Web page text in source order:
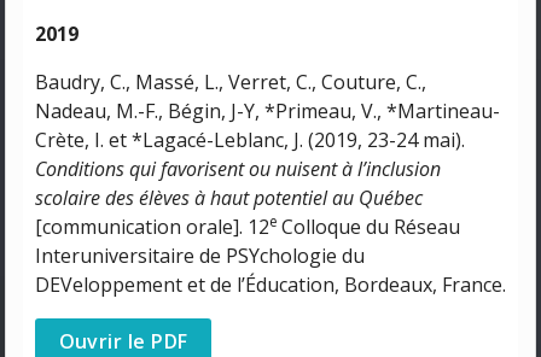
2019
Baudry, C., Massé, L., Verret, C., Couture, C.,
Nadeau, M.-F., Bégin, J-Y, *Primeau, V., *Martineau-
Crète, I. et *Lagacé-Leblanc, J. (2019, 23-24 mai).
Conditions qui favorisent ou nuisent à l’inclusion
scolaire des élèves à haut potentiel au Québec
[communication orale]. 12e Colloque du Réseau
Interuniversitaire de PSYchologie du
DEVeloppement et de l’Éducation, Bordeaux, France.
Ouvrir le PDF